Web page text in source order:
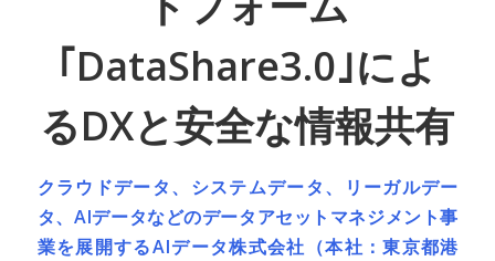
｢DataShare3.0｣によ
るDXと安全な情報共有
クラウドデータ、システムデータ、リーガルデー
タ、AIデータなどのデータアセットマネジメント事
業を展開するAIデータ株式会社（本社：東京都港